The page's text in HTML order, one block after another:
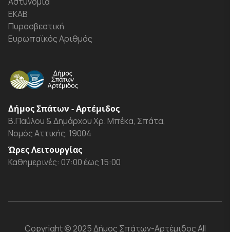
ΕΚΑΒ
Πυροσβεστική
Ευρωπαϊκός Αριθμός
Δήμος Σπάτων - Αρτέμιδος
Β.Παύλου & Δημάρχου Χρ. Μπέκα, Σπάτα,
Νομός Αττικής, 19004
Ώρες Λειτουργίας
Καθημερινές: 07:00 έως 15:00
Copyright© 2025 Δήμος Σπάτων-ΑρτέμιδοςAll